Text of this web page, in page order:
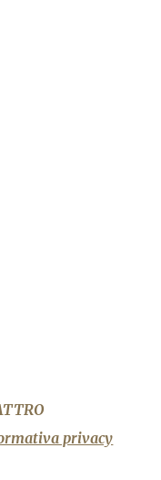
privacy